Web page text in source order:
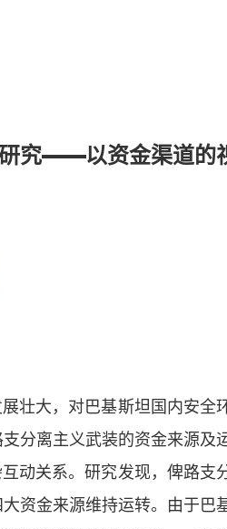
究——以资金渠道的
壮大，对巴基斯坦国内安全
分离主义武装的资金来源及
动关系。研究发现，俾路支
资金来源维持运转。由于巴